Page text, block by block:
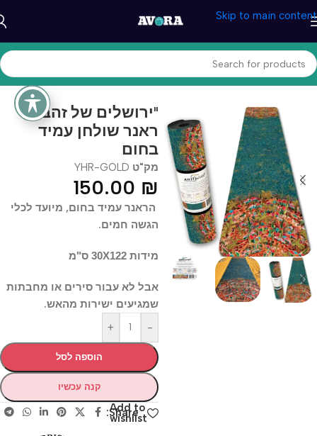
Skip to main content
עמוד הבית/יצירה ואומנות/אומנות שימושית
"ירושלים של זהב"
ראנר שולחן עמיד
בחום
מק"ט YHR-GOLD
150.00 ₪
הראנר עמיד בחום, מיועד לכלי
הגשה חמים.
מידות 30X122 ס"מ
אבל לא עבור סירים או מחבתות
שמגיעים ישירות מהאש.
-
+
הוספה לסל
קנה עכשיו
Add to
wishlist
Share: